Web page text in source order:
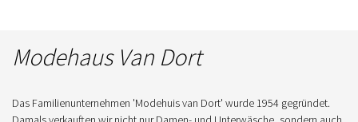
Modehaus Van Dort
Das Familienunternehmen 'Modehuis van Dort' wurde 1954 gegründet.